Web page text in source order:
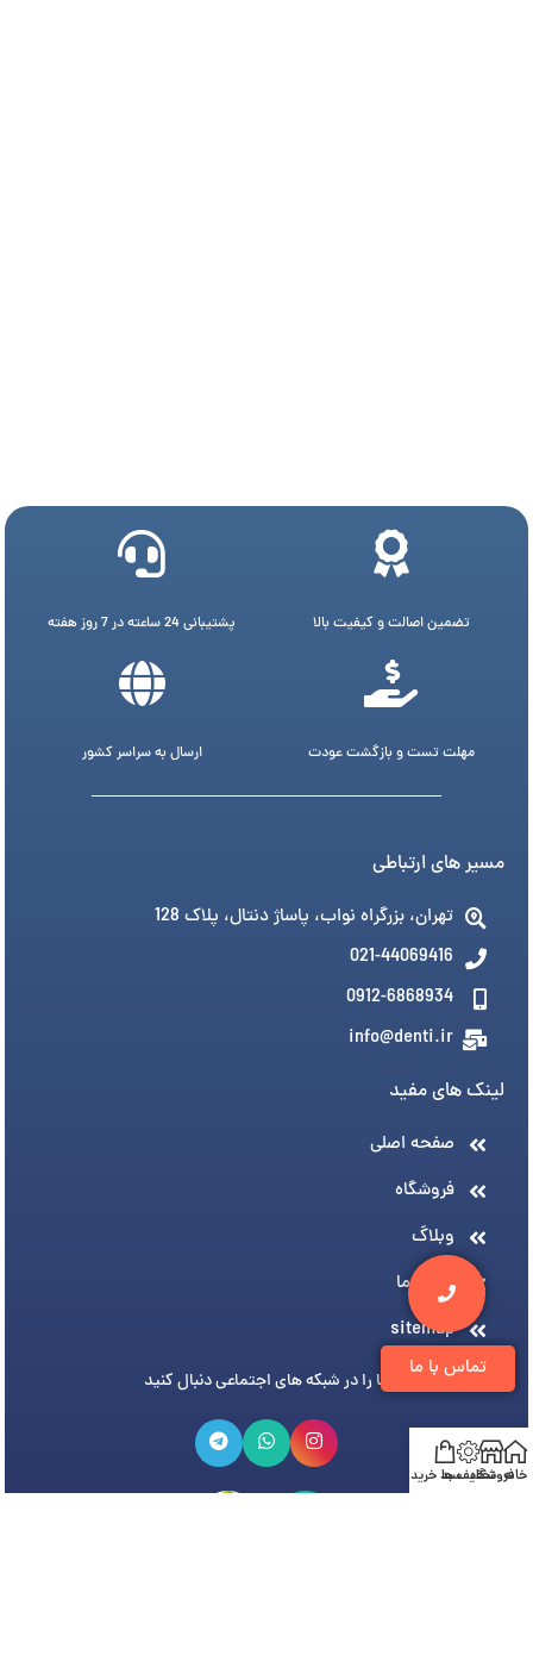
تماس با ما
تضمین اصالت و کیفیت بالا پشتیبانی 24 ساعته در 7 روز هفته
مهلت تست و بازگشت عودت ارسال به سراسر کشور
مسیر های ارتباطی
تهران، بزرگراه نواب، پاساژ دنتال، پلاک 128
021-44069416
0912-6868934
info@denti.ir
لینک های مفید
صفحه اصلی
فروشگاه
وبلاگ
درباره ما
sitemap
ما را در شبکه های اجتماعی دنبال کنید
خانهفروشگاه
تخفیف هاسبد خرید